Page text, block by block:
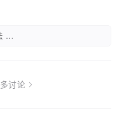
...
讨论